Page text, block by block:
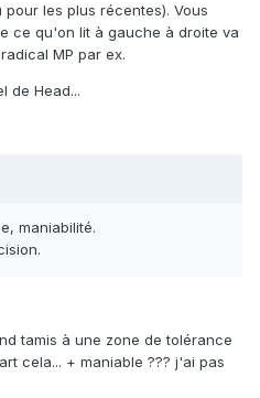
pour les plus récentes). Vous
ce qu'on lit à gauche à droite va
MP par ex.
de Head...
maniabilité.
tamis à une zone de tolérance
cela... + maniable ??? j'ai pas